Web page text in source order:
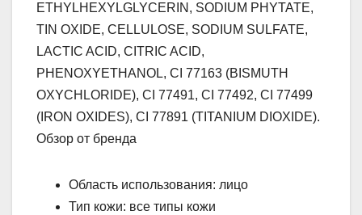
ETHYLHEXYLGLYCERIN, SODIUM PHYTATE,
TIN OXIDE, CELLULOSE, SODIUM SULFATE,
LACTIC ACID, CITRIC ACID,
PHENOXYETHANOL, CI 77163 (BISMUTH
OXYCHLORIDE), CI 77491, CI 77492, CI 77499
(IRON OXIDES), CI 77891 (TITANIUM DIOXIDE).
Обзор от бренда
Область использования: лицо
Тип кожи: все типы кожи